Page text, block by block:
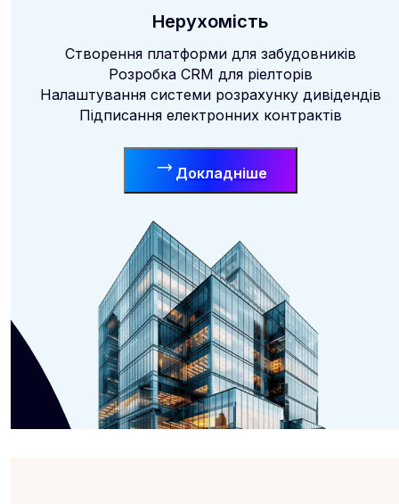
Нерухомість
Створення платформи для забудовників
Розробка CRM для ріелторів
Налаштування системи розрахунку дивідендів
Підписання електронних контрактів
Докладніше